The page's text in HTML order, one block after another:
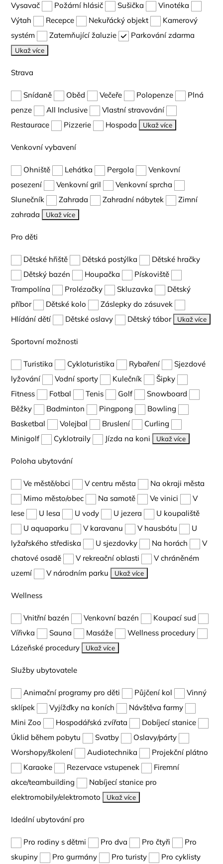
Vysavač
Požární hlásič Sušička
Vinotéka
Výtah
Recepce Nekuřácký objekt
Kamerový
systém
Zatemňující žaluzie Parkování zdarma
Ukaž více
Strava
Snídaně Oběd Večeře Polopenze
Plná
penze
All Inclusive
Vlastní stravování
Restaurace
Pizzerie Hospoda Ukaž více
Venkovní vybavení
Ohniště Lehátka Pergola
Venkovní
posezení
Venkovní gril
Venkovní sprcha
Slunečník
Zahrada Zahradní nábytek
Zimní
zahrada
Ukaž více
Pro děti
Dětské hřiště Dětská postýlka
Dětské hračky
Dětský bazén
Houpačka
Pískoviště
Trampolína
Prolézačky Skluzavka
Dětský
příbor
Dětské kolo
Záslepky do zásuvek
Hlídání dětí
Dětské oslavy Dětský tábor Ukaž více
Sportovní možnosti
Turistika Cykloturistika Rybaření
Sjezdové
lyžování
Vodní sporty Kulečník
Šipky
Fitness
Fotbal Tenis Golf
Snowboard
Běžky
Badminton Pingpong
Bowling
Basketbal
Volejbal Bruslení
Curling
Minigolf
Cyklotraily Jízda na koni Ukaž více
Poloha ubytování
Ve městě/obci V centru města
Na okraji města
Mimo město/obec
Na samotě Ve vinici
V
lese
U lesa U vody U jezera
U koupaliště
U aquaparku
V karavanu V hausbótu
U
lyžařského střediska
U sjezdovky Na horách
V
chatové osadě
V rekreační oblasti
V chráněném
uzemí
V národním parku Ukaž více
Wellness
Vnitřní bazén Venkovní bazén
Koupací sud
Vířivka
Sauna Masáže
Wellness procedury
Lázeňské procedury
Ukaž více
Služby ubytovatele
Animační programy pro děti Půjčení kol
Vinný
sklípek
Vyjížďky na koních
Návštěva farmy
Mini Zoo
Hospodářská zvířata
Dobíjecí stanice
Úklid během pobytu
Svatby
Oslavy/párty
Worshopy/školení
Audiotechnika
Projekční plátno
Karaoke
Rezervace vstupenek
Firemní
akce/teambuilding
Nabíjecí stanice pro
elektromobily/elektromoto
Ukaž více
Ideální ubytování pro
Pro rodiny s dětmi Pro dva Pro čtyři
Pro
skupiny
Pro gurmány Pro turisty Pro cyklisty